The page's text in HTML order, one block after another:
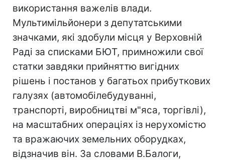
використання важелів влади.
Мультимільйонери з депутатськими
значками, які здобули місця у Верховній
Раді за списками БЮТ, примножили свої
статки завдяки прийняттю вигідних
рішень і постанов у багатьох прибуткових
галузях (автомобілебудуванні,
транспорті, виробництві м"яса, торгівлі),
на масштабних операціях із нерухомістю
та вражаючих земельних оборудках,
відзначив він. За словами В.Балоги,